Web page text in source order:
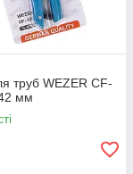
труб WEZER CF-
мм